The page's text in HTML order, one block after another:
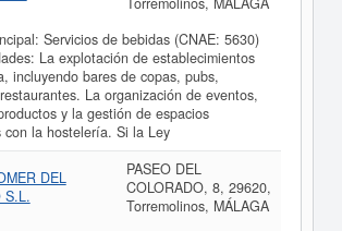
Servicios de bebidas (CNAE: 5630)
La explotación de establecimientos
incluyendo bares de copas, pubs,
La organización de eventos,
y la gestión de espacios
con la hostelería. Si la Ley
DEL
S.L.
PASEO DEL
COLORADO, 8, 29620,
Torremolinos, MÁLAGA